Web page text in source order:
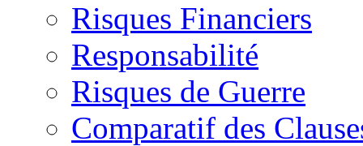
Risques Financiers
Responsabilité
Risques de Guerre
Comparatif des